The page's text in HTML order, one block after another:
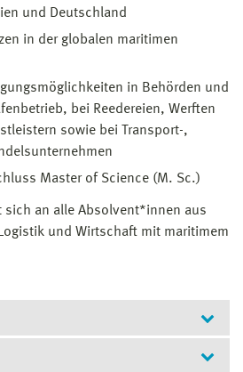
und Deutschland
in der globalen maritimen
in Behörden und
bei Reedereien, Werften
sowie bei Transport-,
Master of Science (M. Sc.)
sich an alle Absolvent*innen aus
und Wirtschaft mit maritimem